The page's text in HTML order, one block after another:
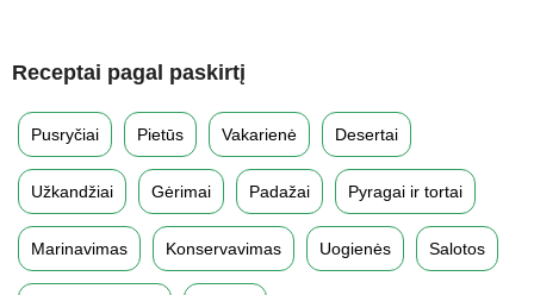
Receptai pagal paskirtį
Pusryčiai Pietūs Vakarienė Desertai
Užkandžiai Gėrimai Padažai Pyragai ir tortai
Marinavimas Konservavimas Uogienės Salotos